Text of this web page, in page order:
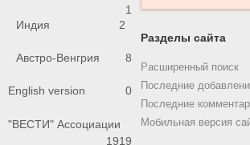
1
Индия
2
Австро-Венгрия 8
English version 0
"ВЕСТИ" Ассоциации
1919
Разделы сайта
Расширенный поиск
Последние
Последние
Мобильная версия